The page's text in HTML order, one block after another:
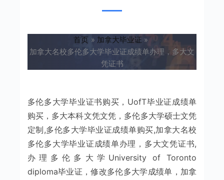
首页
加拿大毕业证
加拿大名校多伦多大学毕业证成绩单办理，多大文
凭证书
多伦多大学毕业证书购买，UofT毕业证成绩单
购买，多大本科文凭文凭，多伦多大学硕士文凭
定制,多伦多大学毕业证成绩单购买,加拿大名校
多伦多大学毕业证成绩单办理，多大文凭证书,
办理多伦多大学University of Toronto
diploma毕业证，修改多伦多大学成绩单，加拿